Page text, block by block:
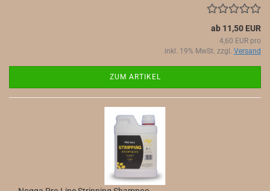
ab 11,50 EUR
4,60 EUR pro
inkl. 19% MwSt. zzgl. Versand
ZUM ARTIKEL